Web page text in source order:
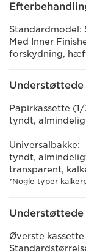
Med Inner
forskydning,
Papirkassette (1/
tyndt,
Universalbakke:
tyndt,
transparent,
*Nogle typer
Øverste kassette